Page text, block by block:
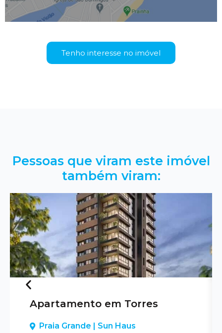
Tenho interesse no imóvel
Pessoas que viram este imóvel
também viram:
Previous
Apartamento em Torres
Praia Grande | Sun Haus